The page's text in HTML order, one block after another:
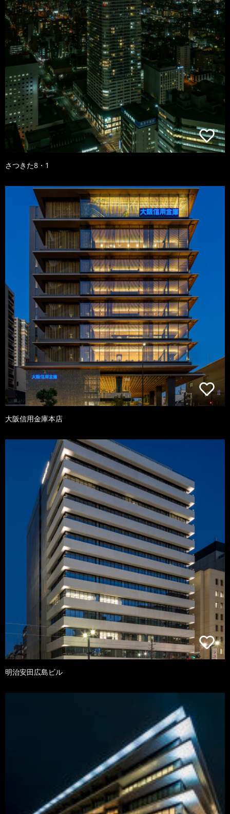
さつきた8・1
大阪信用金庫本店
明治安田広島ビル